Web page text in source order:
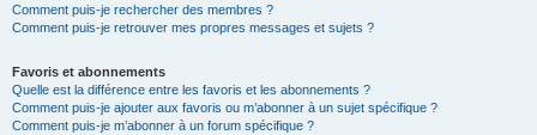
Comment puis-je rechercher des membres ?
Comment puis-je retrouver mes propres messages et sujets ?
Favoris et abonnements
Quelle est la différence entre les favoris et les abonnements ?
Comment puis-je ajouter aux favoris ou m’abonner à un sujet spécifique ?
Comment puis-je m’abonner à un forum spécifique ?